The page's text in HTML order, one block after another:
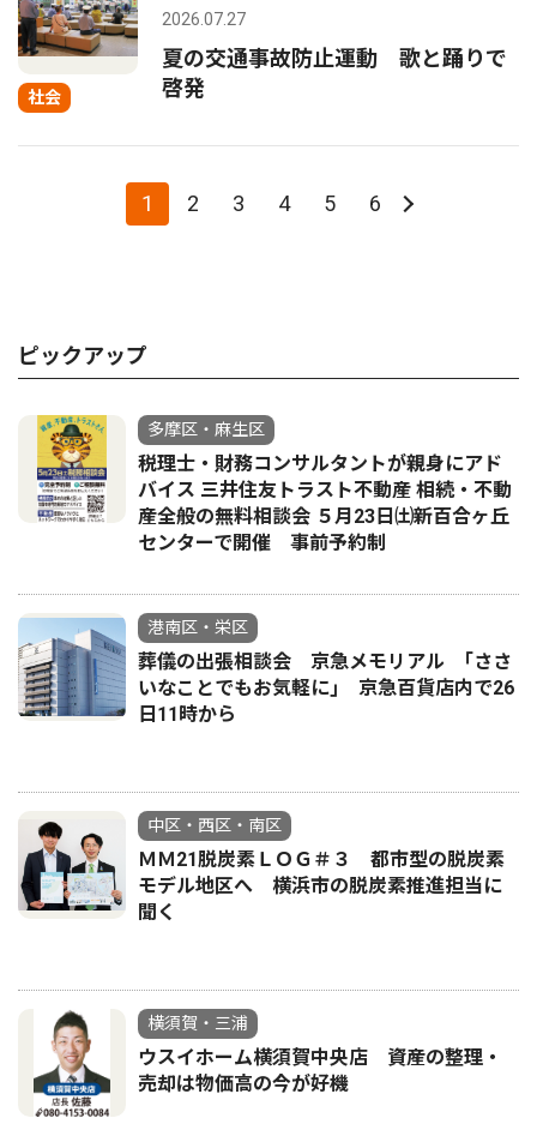
社会
2026.07.27
夏の交通事故防止運動 歌と踊りで
啓発
1 2 3 4 5 6
ピックアップ
多摩区・麻生区
税理士・財務コンサルタントが親身にアド
バイス 三井住友トラスト不動産 相続・不動
産全般の無料相談会 ５月23日㈯新百合ヶ丘
センターで開催 事前予約制
港南区・栄区
葬儀の出張相談会 京急メモリアル ｢ささ
いなことでもお気軽に｣ 京急百貨店内で26
日11時から
中区・西区・南区
ＭＭ21脱炭素ＬＯＧ＃３ 都市型の脱炭素
モデル地区へ 横浜市の脱炭素推進担当に
聞く
横須賀・三浦
ウスイホーム横須賀中央店 資産の整理・
売却は物価高の今が好機